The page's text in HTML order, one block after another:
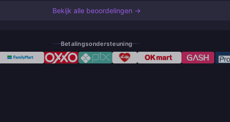
Bekijk alle beoordelingen →
Betalingsondersteuning